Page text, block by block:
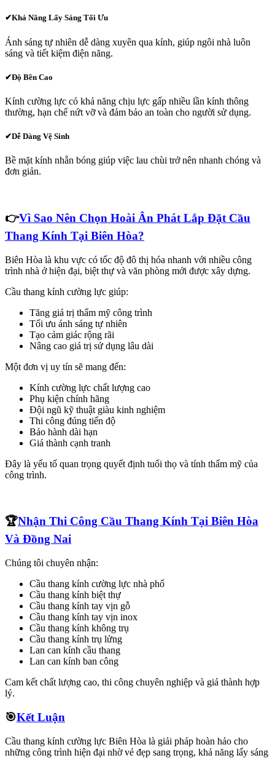
✔Khả Năng Lấy Sáng Tối Ưu
Ánh sáng tự nhiên dễ dàng xuyên qua kính, giúp ngôi nhà luôn
sáng và tiết kiệm điện năng.
✔Độ Bền Cao
Kính cường lực có khả năng chịu lực gấp nhiều lần kính thông
thường, hạn chế nứt vỡ và đảm bảo an toàn cho người sử dụng.
✔Dễ Dàng Vệ Sinh
Bề mặt kính nhẵn bóng giúp việc lau chùi trở nên nhanh chóng và
đơn giản.
👉Vì Sao Nên Chọn Hoài Ân Phát Lắp Đặt Cầu
Thang Kính Tại Biên Hòa?
Biên Hòa là khu vực có tốc độ đô thị hóa nhanh với nhiều công
trình nhà ở hiện đại, biệt thự và văn phòng mới được xây dựng.
Cầu thang kính cường lực giúp:
Tăng giá trị thẩm mỹ công trình
Tối ưu ánh sáng tự nhiên
Tạo cảm giác rộng rãi
Nâng cao giá trị sử dụng lâu dài
Một đơn vị uy tín sẽ mang đến:
Kính cường lực chất lượng cao
Phụ kiện chính hãng
Đội ngũ kỹ thuật giàu kinh nghiệm
Thi công đúng tiến độ
Bảo hành dài hạn
Giá thành cạnh tranh
Đây là yếu tố quan trọng quyết định tuổi thọ và tính thẩm mỹ của
công trình.
🏆Nhận Thi Công Cầu Thang Kính Tại Biên Hòa
Và Đồng Nai
Chúng tôi chuyên nhận:
Cầu thang kính cường lực nhà phố
Cầu thang kính biệt thự
Cầu thang kính tay vịn gỗ
Cầu thang kính tay vịn inox
Cầu thang kính không trụ
Cầu thang kính trụ lửng
Lan can kính cầu thang
Lan can kính ban công
Cam kết chất lượng cao, thi công chuyên nghiệp và giá thành hợp
lý.
🎯Kết Luận
Cầu thang kính cường lực Biên Hòa là giải pháp hoàn hảo cho
những công trình hiện đại nhờ vẻ đẹp sang trọng, khả năng lấy sáng